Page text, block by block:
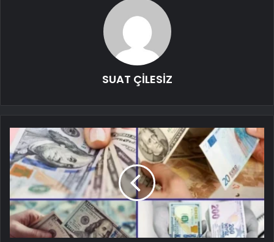
SUAT ÇİLESİZ